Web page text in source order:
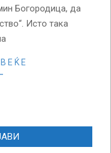
Богородица, да
Исто така